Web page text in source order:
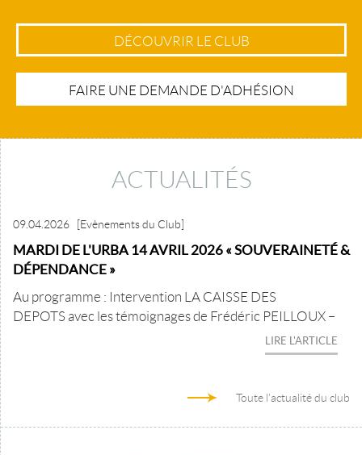
DÉCOUVRIR LE CLUB
FAIRE UNE DEMANDE D'ADHÉSION
ACTUALITÉS
09.04.2026 [Evènements du Club]
MARDI DE L'URBA 14 AVRIL 2026 « SOUVERAINETÉ &
DÉPENDANCE »
Au programme : Intervention LA CAISSE DES
DEPOTS avec les témoignages de Frédéric PEILLOUX –
LIRE L'ARTICLE
Toute l'actualité du club